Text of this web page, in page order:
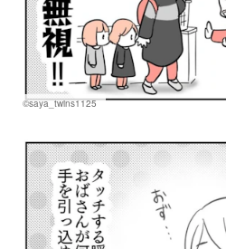
©saya_twins1125